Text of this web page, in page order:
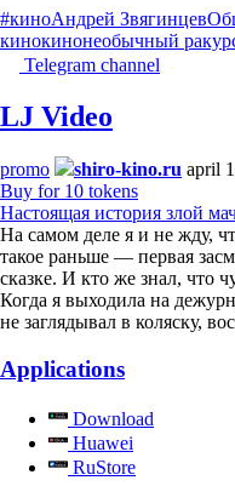
#киноАндрей Звягинцев
кинокинонеобычный
Telegram channel
LJ Video
promo shiro-kino.ru april
Buy for 10 tokens
Настоящая история злой
На самом деле я и не жду,
такое раньше — первая
сказке. И кто же знал, что
Когда я выходила на
не заглядывал в коляску,
Applications
Download
Huawei
RuStore